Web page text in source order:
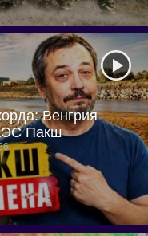
Венгрия
Пакш